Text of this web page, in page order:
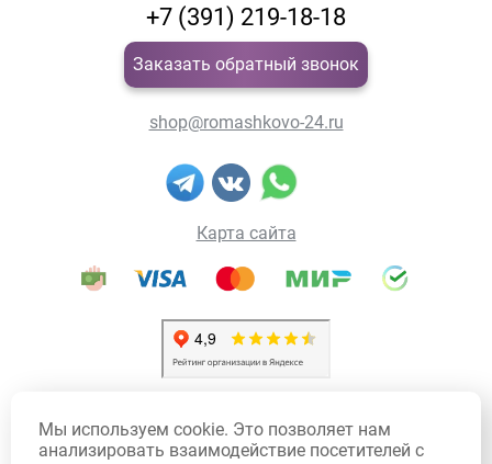
+7 (391) 219-18-18
Заказать обратный звонок
shop@romashkovo-24.ru
Карта сайта
Политика использования Cookie
Мы используем cookie. Это позволяет нам
анализировать взаимодействие посетителей с